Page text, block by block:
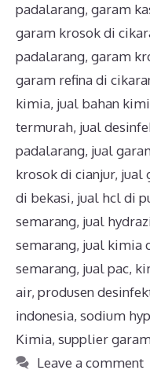
padalarang, garam
garam krosok di
padalarang, garam
garam refina di
kimia, jual bahan
termurah, jual
padalarang, jual
krosok di cianjur, jual
di bekasi, jual hcl di
semarang, jual
semarang, jual kimia
semarang, jual pac,
air, produsen
indonesia, sodium
Kimia, supplier
Leave a comment